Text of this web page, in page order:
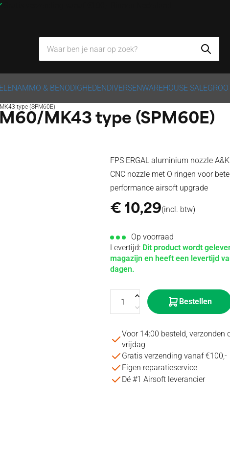
AMMO & BENODIGHEDENDIVERSENWAREHOUSE SALE
type (SPM60E)
MK43 type (SPM60E)
FPS ERGAL aluminium nozzle
CNC nozzle met O ringen voor
performance airsoft upgrade
€ 10,29(incl. btw)
Op voorraad
Levertijd: Dit product wordt
magazijn en heeft een levertijd
dagen.
Bestellen
Voor 14:00 besteld, verzonden
vrijdag
Gratis verzending vanaf €100,-
Eigen reparatieservice
Dé #1 Airsoft leverancier